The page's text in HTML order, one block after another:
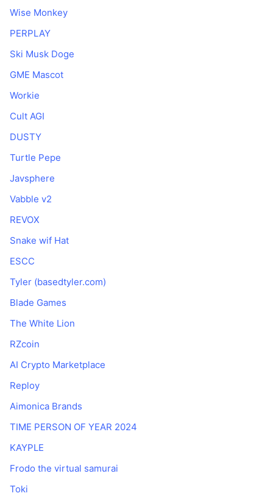
Wise Monkey
PERPLAY
Ski Musk Doge
GME Mascot
Workie
Cult AGI
DUSTY
Turtle Pepe
Javsphere
Vabble v2
REVOX
Snake wif Hat
ESCC
Tyler (basedtyler.com)
Blade Games
The White Lion
RZcoin
AI Crypto Marketplace
Reploy
Aimonica Brands
TIME PERSON OF YEAR 2024
KAYPLE
Frodo the virtual samurai
Toki